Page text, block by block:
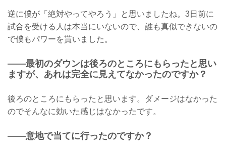
逆に僕が「絶対やってやろう」と思いましたね。3日前に
試合を受ける人は本当にいないので、誰も真似できないの
で僕もパワーを貰いました。
——最初のダウンは後ろのところにもらったと思い
ますが、あれは完全に見えてなかったのですか？
後ろのところにもらったと思います。ダメージはなかった
のでそんなに効いた感じはなかったです。
——意地で当てに行ったのですか？